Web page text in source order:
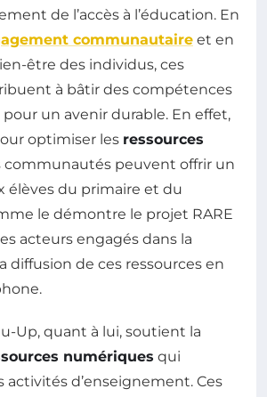
de l’accès à l’éducation. En
communautaire et en
être des individus, ces
à bâtir des compétences
un avenir durable. En effet,
optimiser les ressources
communautés peuvent offrir un
élèves du primaire et du
le démontre le projet RARE
acteurs engagés dans la
diffusion de ces ressources en
Up, quant à lui, soutient la
numériques qui
activités d’enseignement. Ces